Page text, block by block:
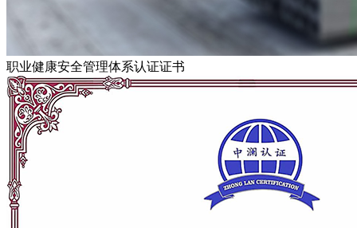
职业健康安全管理体系认证证书